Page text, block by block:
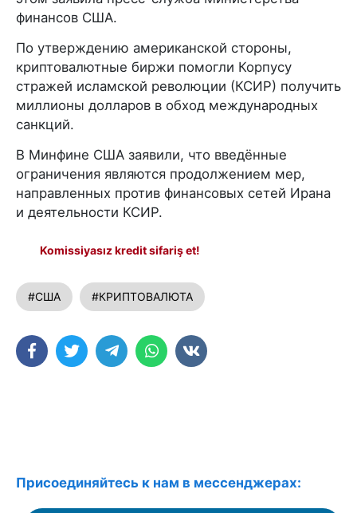
финансов США.
По утверждению американской стороны,
криптовалютные биржи помогли Корпусу
стражей исламской революции (КСИР) получить
миллионы долларов в обход международных
санкций.
В Минфине США заявили, что введённые
ограничения являются продолжением мер,
направленных против финансовых сетей Ирана
и деятельности КСИР.
Komissiyasız kredit sifariş et!
#США #КРИПТОВАЛЮТА
Присоединяйтесь к нам в мессенджерах: